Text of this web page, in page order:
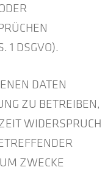
1 DSGVO).
DATEN
ZU BETREIBEN,
WIDERSPRUCH
ZWECKE